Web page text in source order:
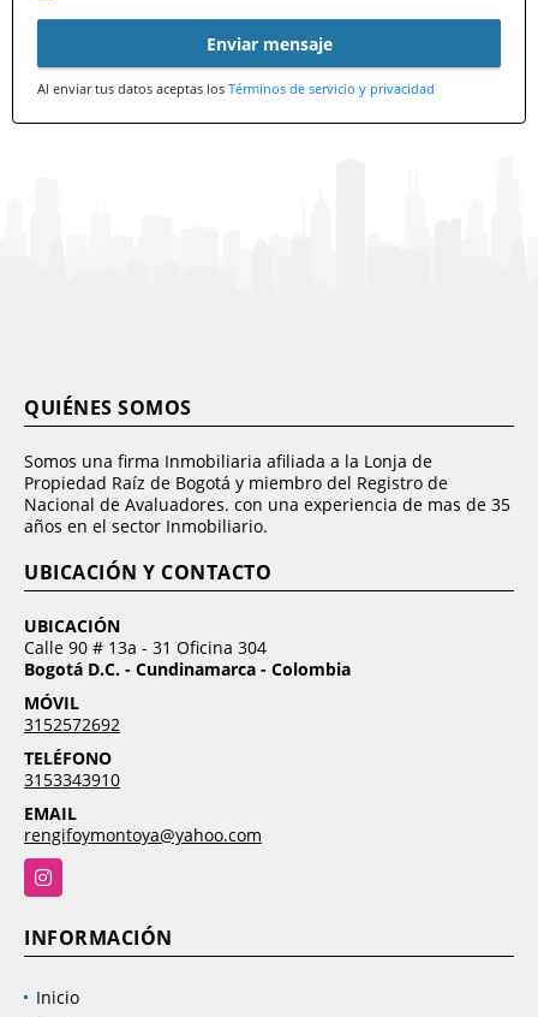
Enviar mensaje
Al enviar tus datos aceptas los Términos de servicio y privacidad
QUIÉNES SOMOS
Somos una firma Inmobiliaria afiliada a la Lonja de
Propiedad Raíz de Bogotá y miembro del Registro de
Nacional de Avaluadores. con una experiencia de mas de 35
años en el sector Inmobiliario.
UBICACIÓN Y CONTACTO
UBICACIÓN
Calle 90 # 13a - 31 Oficina 304
Bogotá D.C. - Cundinamarca - Colombia
MÓVIL
3152572692
TELÉFONO
3153343910
EMAIL
rengifoymontoya@yahoo.com
Instagram
INFORMACIÓN
Inicio